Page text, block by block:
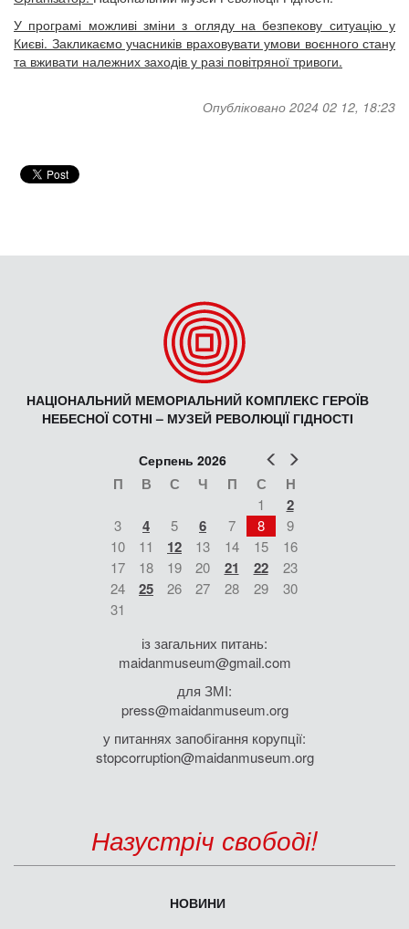
У програмі можливі зміни з огляду на безпекову ситуацію у
Києві. Закликаємо учасників враховувати умови воєнного стану
та вживати належних заходів у разі повітряної тривоги.
Опубліковано 2024 02 12, 18:23
НАЦІОНАЛЬНИЙ МЕМОРІАЛЬНИЙ КОМПЛЕКС ГЕРОЇВ
НЕБЕСНОЇ СОТНІ – МУЗЕЙ РЕВОЛЮЦІЇ ГІДНОСТІ
Попер
Серпень 2026
П В С Ч П С Н
1 2
3 4 5 6 7 8
9
10
11 12 13 14 15
16
17
18 19 20 21 22
23
24
25 26 27 28 29
30
31
із загальних питань:
maidanmuseum@gmail.com
для ЗМІ:
press@maidanmuseum.org
у питаннях запобігання корупції:
stopcorruption@maidanmuseum.org
Назустріч свободі!
НОВИНИ